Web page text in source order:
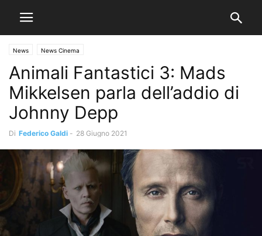
News News Cinema
Animali Fantastici 3: Mads
Mikkelsen parla dell’addio di
Johnny Depp
Di Federico Galdi - 28 Giugno 2021